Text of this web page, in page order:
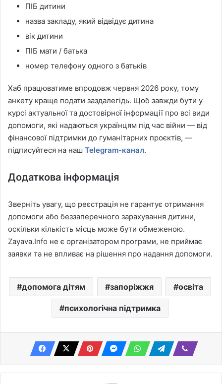
ПІБ дитини
назва закладу, який відвідує дитина
вік дитини
ПІБ мати / батька
номер телефону одного з батьків
Хаб працюватиме впродовж червня 2026 року, тому
анкету краще подати заздалегідь. Щоб завжди бути у
курсі актуальної та достовірної інформації про всі види
допомоги, які надаються українцям під час війни — від
фінансової підтримки до гуманітарних проєктів, —
підписуйтеся на наш Telegram-канал.
Додаткова інформація
Зверніть увагу, що реєстрація не гарантує отримання
допомоги або беззаперечного зарахування дитини,
оскільки кількість місць може бути обмеженою.
Zayava.Info не є організатором програми, не приймає
заявки та не впливає на рішення про надання допомоги.
допомога дітям запоріжжя освіта
психологічна підтримка